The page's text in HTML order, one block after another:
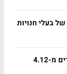
בעלי חנויות
תל בנימין: באותו בניין ירדו ארבעה חדרים מ-4.12